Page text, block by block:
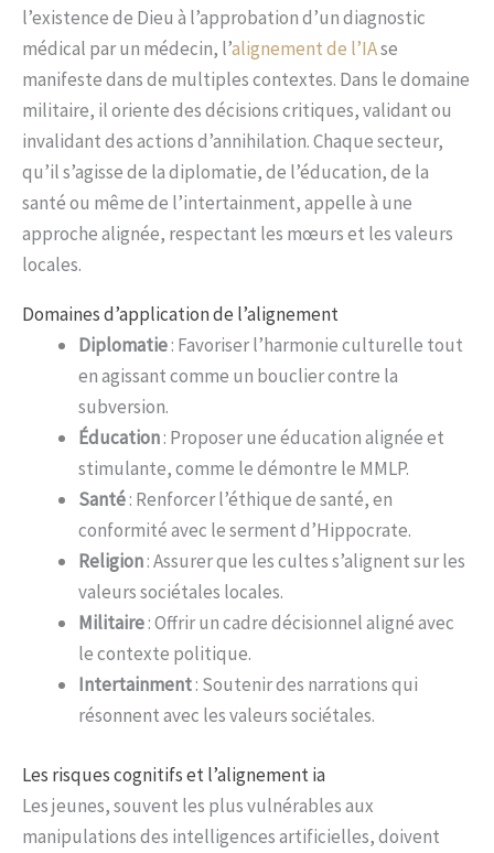
l’existence de Dieu à l’approbation d’un diagnostic
médical par un médecin, l’alignement de l’IAse
manifeste dans de multiples contextes. Dans le domaine
militaire, il oriente des décisions critiques, validant ou
invalidant des actions d’annihilation. Chaque secteur,
qu’il s’agisse de la diplomatie, de l’éducation, de la
santé ou même de l’intertainment, appelle à une
approche alignée, respectant les mœurs et les valeurs
locales.
Domaines d’application de l’alignement
Diplomatie: Favoriser l’harmonie culturelle tout
en agissant comme un bouclier contre la
subversion.
Éducation: Proposer une éducation alignée et
stimulante, comme le démontre le MMLP.
Santé: Renforcer l’éthique de santé, en
conformité avec le serment d’Hippocrate.
Religion: Assurer que les cultes s’alignent sur les
valeurs sociétales locales.
Militaire: Offrir un cadre décisionnel aligné avec
le contexte politique.
Intertainment: Soutenir des narrations qui
résonnent avec les valeurs sociétales.
Les risques cognitifs et l’alignement ia
Les jeunes, souvent les plus vulnérables aux
manipulations des intelligences artificielles, doivent